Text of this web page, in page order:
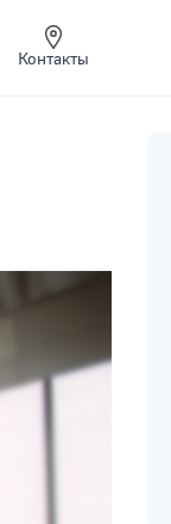
Контакты